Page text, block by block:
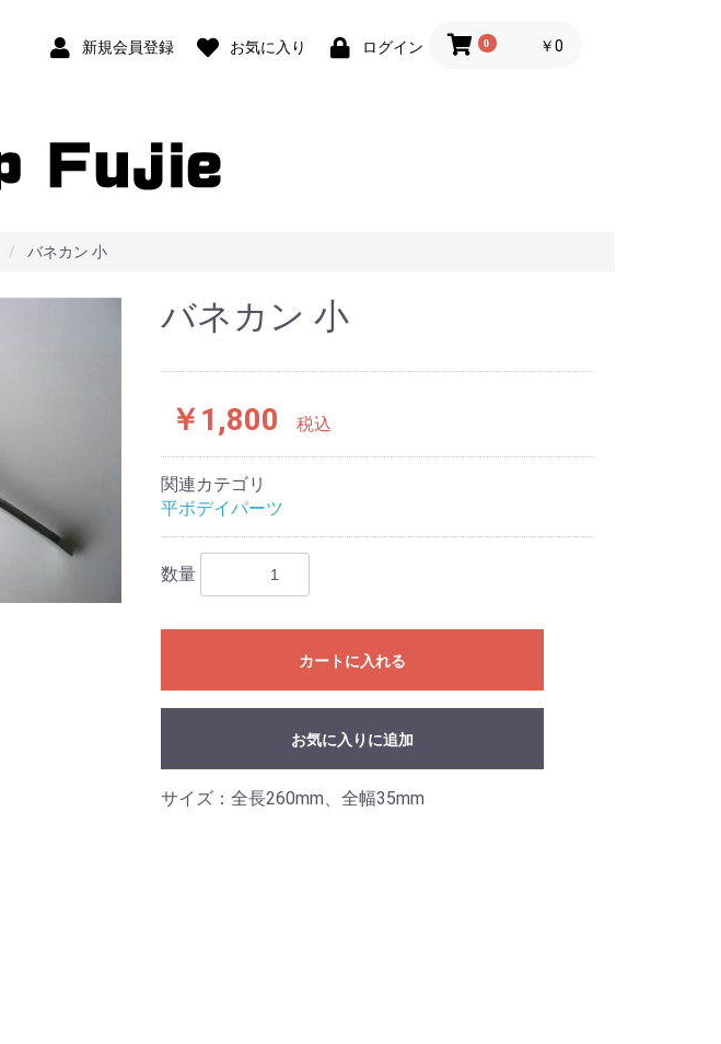
新規会員登録 お気に入り ログイン 0 ￥0
バネカン 小
バネカン 小
￥1,800 税込
関連カテゴリ
平ボデイパーツ
数量
カートに入れる
お気に入りに追加
サイズ：全長260mm、全幅35mm